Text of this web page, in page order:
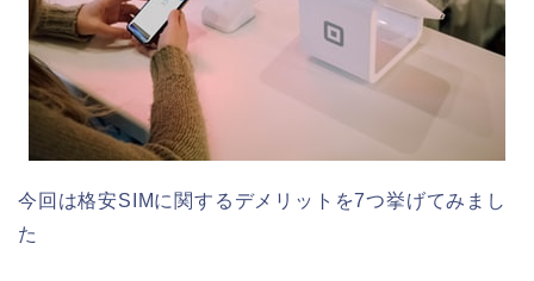
今回は格安SIMに関するデメリットを7つ挙げてみまし
た